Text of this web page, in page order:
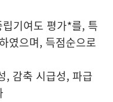
기여도 평가*를, 특
였으며, 득점순으로
, 감축 시급성, 파급